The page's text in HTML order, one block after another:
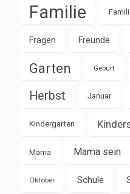
Familie
Fragen Freunde
Garten Geburt
Herbst Januar
Kindergarten
Mama Mama sein
Oktober Schule